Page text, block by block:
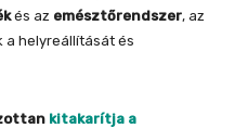
és az emésztőrendszer, az
a helyreállítását és
kitakarítja a